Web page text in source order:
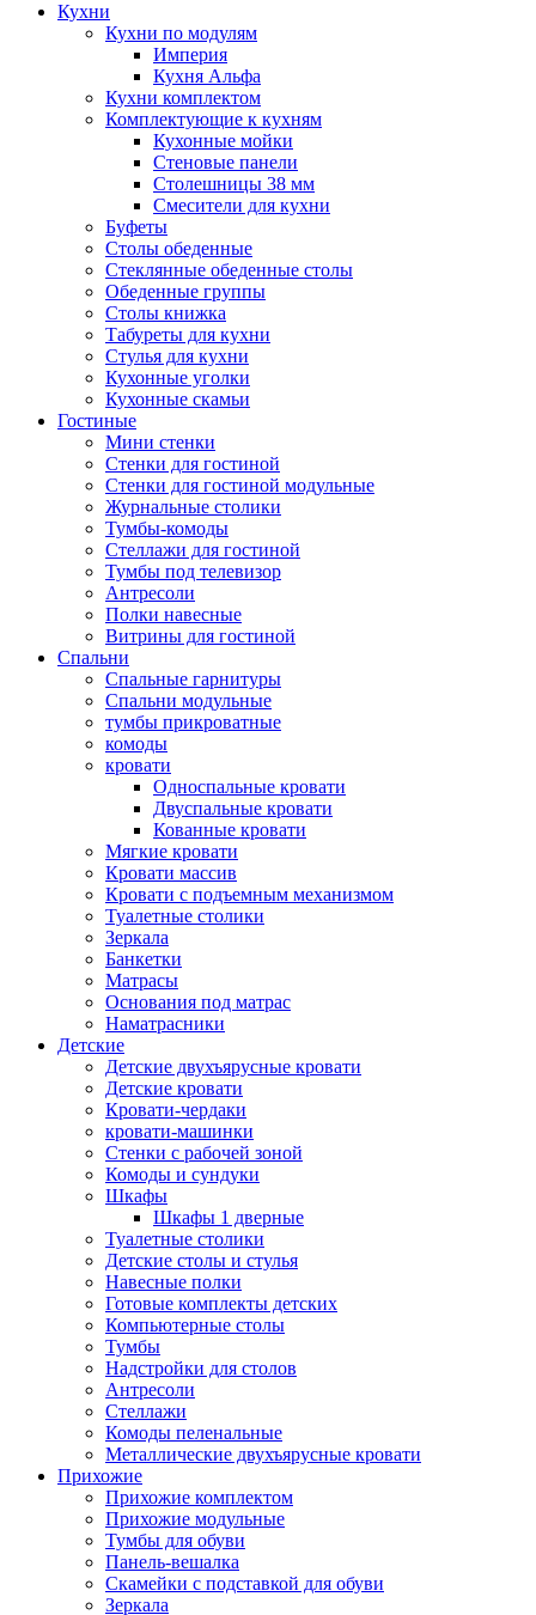
Кухни
Кухни по модулям
Империя
Кухня Альфа
Кухни комплектом
Комплектующие к кухням
Кухонные мойки
Стеновые панели
Столешницы 38 мм
Смесители для кухни
Буфеты
Столы обеденные
Стеклянные обеденные столы
Обеденные группы
Столы книжка
Табуреты для кухни
Стулья для кухни
Кухонные уголки
Кухонные скамьи
Гостиные
Мини стенки
Стенки для гостиной
Стенки для гостиной модульные
Журнальные столики
Тумбы-комоды
Стеллажи для гостиной
Тумбы под телевизор
Антресоли
Полки навесные
Витрины для гостиной
Спальни
Спальные гарнитуры
Спальни модульные
тумбы прикроватные
комоды
кровати
Односпальные кровати
Двуспальные кровати
Кованные кровати
Мягкие кровати
Кровати массив
Кровати с подъемным механизмом
Туалетные столики
Зеркала
Банкетки
Матрасы
Основания под матрас
Наматрасники
Детские
Детские двухъярусные кровати
Детские кровати
Кровати-чердаки
кровати-машинки
Стенки с рабочей зоной
Комоды и сундуки
Шкафы
Шкафы 1 дверные
Туалетные столики
Детские столы и стулья
Навесные полки
Готовые комплекты детских
Компьютерные столы
Тумбы
Надстройки для столов
Антресоли
Стеллажи
Комоды пеленальные
Металлические двухъярусные кровати
Прихожие
Прихожие комплектом
Прихожие модульные
Тумбы для обуви
Панель-вешалка
Скамейки с подставкой для обуви
Зеркала